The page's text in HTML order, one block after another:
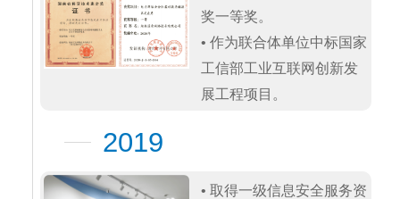
奖一等奖。
• 作为联合体单位中标国家
工信部工业互联网创新发
展工程项目。
2019
• 取得一级信息安全服务资